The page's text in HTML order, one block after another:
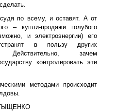
по всему, и оставят. А от
– купли-продажи голубого
и электроэнергии) его
в пользу других
Действительно, зачем
контролировать эти
методами происходит